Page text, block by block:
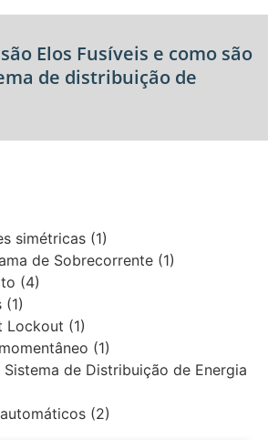
Elos Fusíveis e como são
de distribuição de
simétricas (1)
de Sobrecorrente (1)
(4)
(1)
Lockout (1)
(1)
de Distribuição de Energia
(2)